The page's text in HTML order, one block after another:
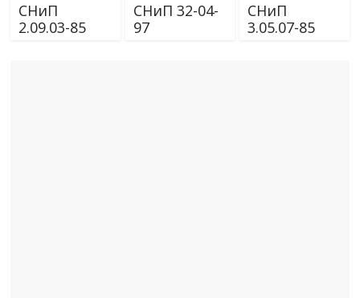
СНиП
2.09.03-85
СНиП 32-04-
97
СНиП
3.05.07-85